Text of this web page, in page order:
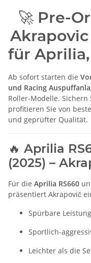
🚀 Pre-
für
Ab sofort starten die
und Racing
Roller-Modelle.
profitieren Sie von
und geprüfter Qualität.
🔥 Aprilia
(2025) –
Für die Aprilia RS660
präsentiert Akrapovič
Spürbare
Sportlich-
Leichter als die